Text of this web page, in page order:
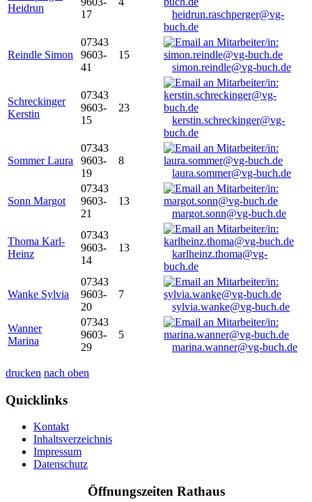
Heidrun
17
heidrun.raschperger@vg-
buch.de
Reindle Simon
07343
9603-
41
15
simon.reindle@vg-buch.de
Schreckinger
Kerstin
07343
9603-
15
23
kerstin.schreckinger@vg-
buch.de
Sommer Laura
07343
9603-
19
8
laura.sommer@vg-buch.de
Sonn Margot
07343
9603-
21
13
margot.sonn@vg-buch.de
Thoma Karl-
Heinz
07343
9603-
14
13
karlheinz.thoma@vg-
buch.de
Wanke Sylvia
07343
9603-
20
7
sylvia.wanke@vg-buch.de
Wanner
Marina
07343
9603-
29
5
marina.wanner@vg-buch.de
drucken nach oben
Quicklinks
Kontakt
Inhaltsverzeichnis
Impressum
Datenschutz
Öffnungszeiten Rathaus